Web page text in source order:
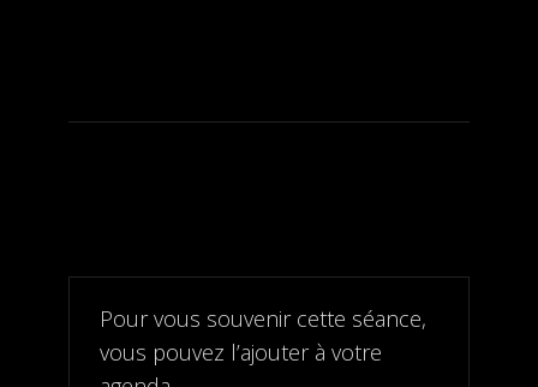
Pour vous souvenir cette séance,
vous pouvez l’ajouter à votre